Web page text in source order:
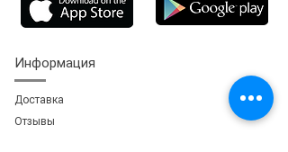
Информация
Доставка
Отзывы